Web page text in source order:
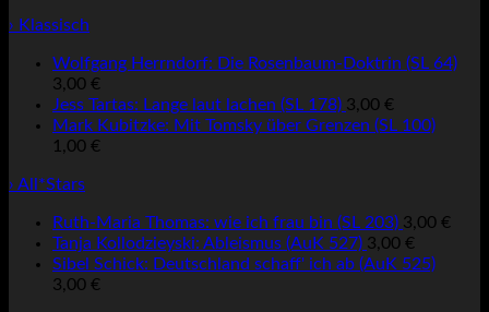
› Klassisch
Wolfgang Herrndorf: Die Rosenbaum-Doktrin (SL 64)
3,00 €
Jess Tartas: Lange laut lachen (SL 178) 3,00 €
Mark Kubitzke: Mit Tomsky über Grenzen (SL 100)
1,00 €
› All*Stars
Ruth-Maria Thomas: wie ich frau bin (SL 203) 3,00 €
Tanja Kollodzieyski: Ableismus (AuK 527) 3,00 €
Sibel Schick: Deutschland schaff' ich ab (AuK 525)
3,00 €